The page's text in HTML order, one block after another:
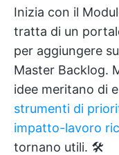
Inizia con il
tratta di un
per aggiungere
Master Backlog.
idee meritano di
strumenti di
impatto-lavoro
tornano utili. 🛠️